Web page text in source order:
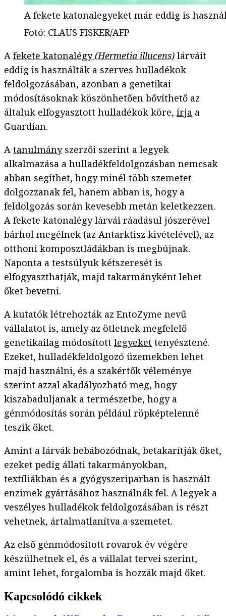
A fekete katonalegyeket már eddig is
Fotó: CLAUS FISKER/AFP
A fekete katonalégy(Hermetia illucens) lárváit
eddig is használták a szerves hulladékok
feldolgozásában, azonban a genetikai
módosításoknak köszönhetően bővíthető az
általuk elfogyasztott hulladékok köre, írja a
Guardian.
A tanulmányszerzői szerint a legyek
alkalmazása a hulladékfeldolgozásban nemcsak
abban segíthet, hogy minél több szemetet
dolgozzanak fel, hanem abban is, hogy a
feldolgozás során kevesebb metán keletkezzen.
A fekete katonalégy lárvái ráadásul jószerével
bárhol megélnek (az Antarktisz kivételével), az
otthoni komposztládákban is megbújnak.
Naponta a testsúlyuk kétszeresét is
elfogyaszthatják, majd takarmányként lehet
őket bevetni.
A kutatók létrehozták az EntoZyme nevű
vállalatot is, amely az ötletnek megfelelő
genetikailag módosított legyeket tenyésztené.
Ezeket, hulladékfeldolgozó üzemekben lehet
majd használni, és a szakértők véleménye
szerint azzal akadályozható meg, hogy
kiszabaduljanak a természetbe, hogy a
génmódosítás során például röpképtelenné
teszik őket.
Amint a lárvák bebábozódnak, betakarítják őket,
ezeket pedig állati takarmányokban,
textíliákban és a gyógyszeriparban is használt
enzimek gyártásához használnák fel. A legyek a
veszélyes hulladékok feldolgozásában is részt
vehetnek, ártalmatlanítva a szemetet.
Az első génmódosított rovarok év végére
készülhetnek el, és a vállalat tervei szerint,
amint lehet, forgalomba is hozzák majd őket.
Kapcsolódó cikkek